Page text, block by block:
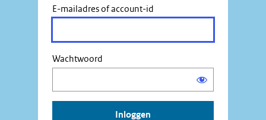
E-mailadres of account-id
Wachtwoord